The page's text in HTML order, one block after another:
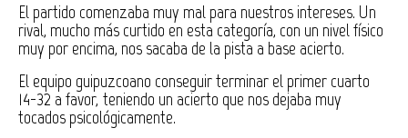
El partido comenzaba muy mal para nuestros intereses. Un
rival, mucho más curtido en esta categoría, con un nivel físico
muy por encima, nos sacaba de la pista a base acierto.
El equipo guipuzcoano conseguir terminar el primer cuarto
14-32 a favor, teniendo un acierto que nos dejaba muy
tocados psicológicamente.